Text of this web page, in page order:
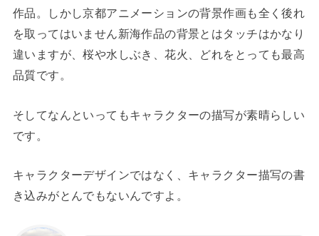
作品。しかし京都アニメーションの背景作画も全く後れ
を取ってはいません新海作品の背景とはタッチはかなり
違いますが、桜や水しぶき、花火、どれをとっても最高
品質です。
そしてなんといってもキャラクターの描写が素晴らしい
です。
キャラクターデザインではなく、キャラクター描写の書
き込みがとんでもないんですよ。